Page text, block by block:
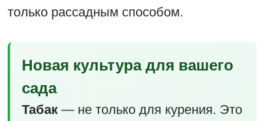
только рассадным способом.
Новая культура для вашего
сада
Табак— не только для курения. Это